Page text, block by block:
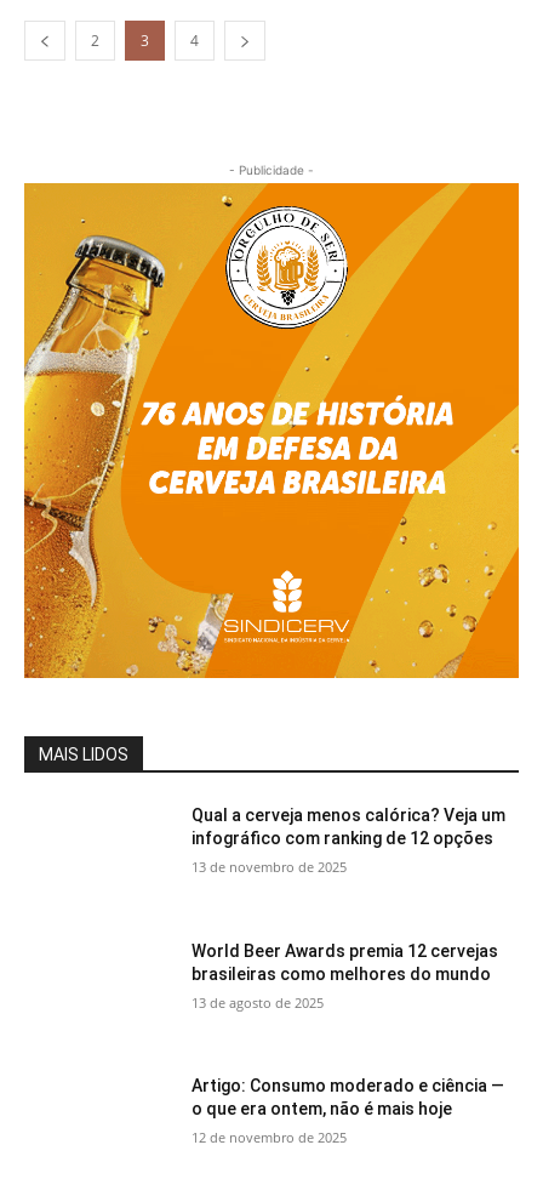
2 3 4
- Publicidade -
MAIS LIDOS
Qual a cerveja menos calórica? Veja um
infográfico com ranking de 12 opções
13 de novembro de 2025
World Beer Awards premia 12 cervejas
brasileiras como melhores do mundo
13 de agosto de 2025
Artigo: Consumo moderado e ciência —
o que era ontem, não é mais hoje
12 de novembro de 2025